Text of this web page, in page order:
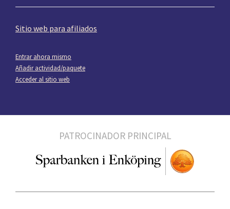
Sitio web para afiliados
Entrar ahora mismo
Añadir actividad/paquete
Acceder al sitio web
PATROCINADOR PRINCIPAL